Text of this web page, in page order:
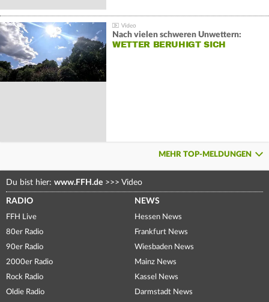
Nach vielen schweren Unwettern:
WETTER BERUHIGT SICH
MEHR TOP-MELDUNGEN
Du bist hier: www.FFH.de >>> Video
RADIO
FFH Live
80er Radio
90er Radio
2000er Radio
Rock Radio
Oldie Radio
NEWS
Hessen News
Frankfurt News
Wiesbaden News
Mainz News
Kassel News
Darmstadt News